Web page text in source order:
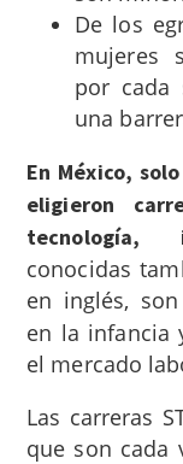
De los
mujeres
por cada
una
En México,
eligieron
tecnología,
conocidas
en inglés,
en la infancia
el mercado
Las carreras
que son cada